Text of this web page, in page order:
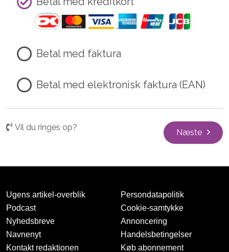
Betal med faktura
Betal med elektronisk faktura (EAN)
Vil du ringes op?
Næste
Ugens artikel-overblik
Podcast
Nyhedsbreve
Navnenyt
Kontakt redaktionen
Persondatapolitik
Cookie-samtykke
Annoncering
Handelsbetingelser
Køb abonnement